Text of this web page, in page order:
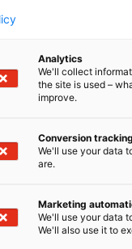
löytyy mitä
Analytics
We'll collect
the site is used –
improve.
Conversion tracking
We'll use your data
are.
Marketing
We'll use your data
We'll also use it to